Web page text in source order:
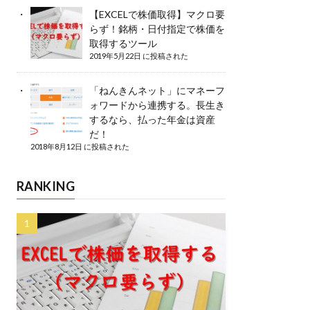
【EXCELで株価取得】マクロ要
らず！銘柄・日付指定で株価を
取得するツール
2019年5月22日 に投稿された
「ねんきんネット」にマネーフ
ォワードから連携する。長生き
するなら、払った年金は資産
だ！
2018年8月12日 に投稿された
RANKING